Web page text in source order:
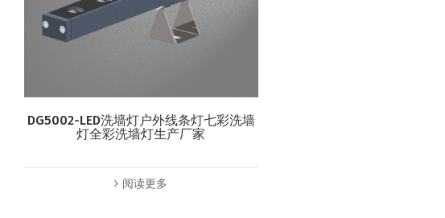
DG5002-LED洗墙灯户外线条灯七彩洗墙
灯全彩洗墙灯生产厂家
阅读更多